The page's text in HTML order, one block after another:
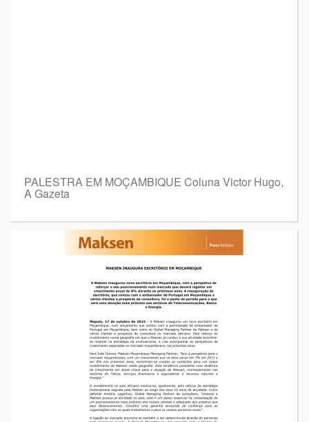
PALESTRA EM MOÇAMBIQUE Coluna Victor Hugo,
A Gazeta